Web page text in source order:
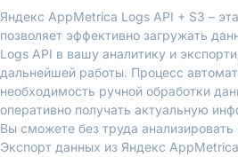
Яндекс AppMetrica Logs API + S3 –
позволяет эффективно загружать
Logs API в вашу аналитику и
дальнейшей работы. Процесс
необходимость ручной обработки
оперативно получать актуальную
Вы сможете без труда
Экспорт данных из Яндекс